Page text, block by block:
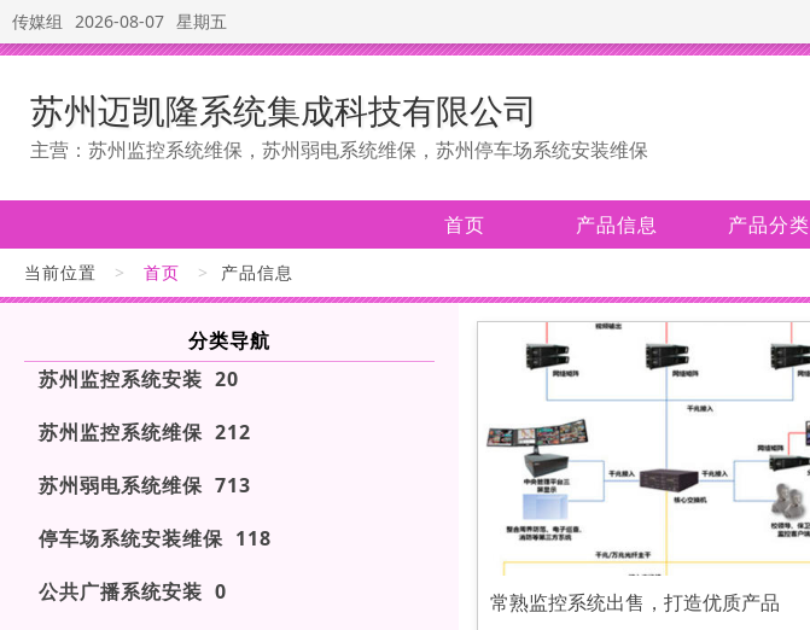
传媒组 2026-08-07 星期五
苏州迈凯隆系统集成科技有限公司
主营：苏州监控系统维保，苏州弱电系统维保，苏州停车场系统安装维保
首页 产品信息 产品分类
当前位置 > 首页 > 产品信息
分类导航
苏州监控系统安装 20
苏州监控系统维保 212
苏州弱电系统维保 713
停车场系统安装维保 118
公共广播系统安装 0
常熟监控系统出售，打造优质产品